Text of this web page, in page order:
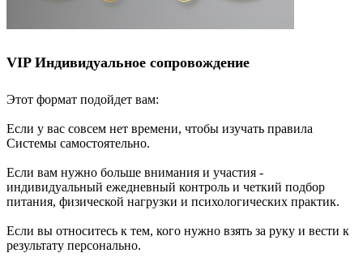
VIP Индивидуальное сопровождение
Этот формат подойдет вам:
Если у вас совсем нет времени, чтобы изучать правила
Системы самостоятельно.
Если вам нужно больше внимания и участия -
индивидуальный ежедневный контроль и четкий подбор
питания, физической нагрузки и психологических практик.
Если вы относитесь к тем, кого нужно взять за руку и вести к
результату персонально.